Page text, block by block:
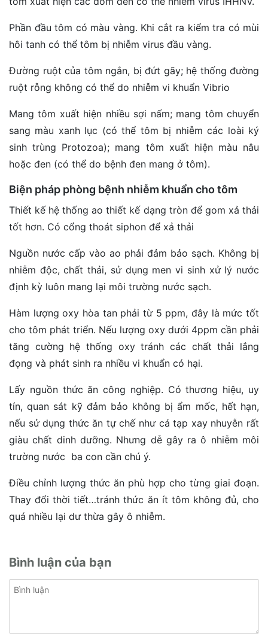
Phần đầu tôm có màu vàng. Khi cắt ra kiểm tra có mùi
hôi tanh có thể tôm bị nhiễm virus đầu vàng.
Đường ruột của tôm ngắn, bị đứt gãy; hệ thống đường
ruột rỗng không có thể do nhiễm vi khuẩn Vibrio
Mang tôm xuất hiện nhiều sợi nấm; mang tôm chuyển
sang màu xanh lục (có thể tôm bị nhiễm các loài ký
sinh trùng Protozoa); mang tôm xuất hiện màu nâu
hoặc đen (có thể do bệnh đen mang ở tôm).
Biện pháp phòng bệnh nhiễm khuẩn cho tôm
Thiết kế hệ thống ao thiết kế dạng tròn để gom xả thải
tốt hơn. Có cổng thoát siphon để xả thải
Nguồn nước cấp vào ao phải đảm bảo sạch. Không bị
nhiễm độc, chất thải, sử dụng men vi sinh xử lý nước
định kỳ luôn mang lại môi trường nước sạch.
Hàm lượng oxy hòa tan phải từ 5 ppm, đây là mức tốt
cho tôm phát triển. Nếu lượng oxy dưới 4ppm cần phải
tăng cường hệ thống oxy tránh các chất thải lắng
đọng và phát sinh ra nhiều vi khuẩn có hại.
Lấy nguồn thức ăn công nghiệp. Có thương hiệu, uy
tín, quan sát kỹ đảm bảo không bị ẩm mốc, hết hạn,
nếu sử dụng thức ăn tự chế như cá tạp xay nhuyễn rất
giàu chất dinh dưỡng. Nhưng dễ gây ra ô nhiễm môi
trường nước ba con cần chú ý.
Điều chỉnh lượng thức ăn phù hợp cho từng giai đoạn.
Thay đổi thời tiết…tránh thức ăn ít tôm không đủ, cho
quá nhiều lại dư thừa gây ô nhiễm.
Bình luận của bạn